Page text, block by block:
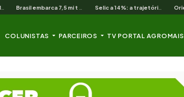
COLUNISTAS PARCEIROS TV PORTAL AGROMAIS